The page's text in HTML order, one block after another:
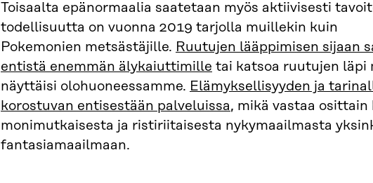
Toisaalta epänormaalia saatetaan myös aktiivisesti
todellisuutta on vuonna 2019 tarjolla muillekin kuin
Pokemonien metsästäjille. Ruutujen lääppimisen sijaan
entistä enemmän älykaiuttimille tai katsoa ruutujen läpi
näyttäisi olohuoneessamme. Elämyksellisyyden ja
korostuvan entisestään palveluissa, mikä vastaa
monimutkaisesta ja ristiriitaisesta nykymaailmasta
fantasiamaailmaan.